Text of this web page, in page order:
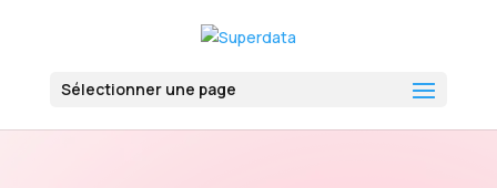
Sélectionner une page